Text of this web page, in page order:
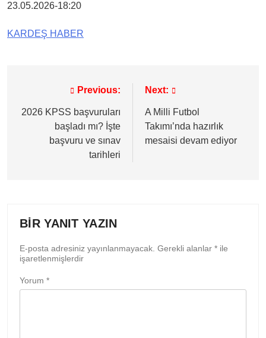
23.05.2026-18:20
KARDEŞ HABER
gezinmesi
Previous:
2026 KPSS başvuruları
başladı mı? İşte
başvuru ve sınav
tarihleri
Next:
A Milli Futbol
Takımı’nda hazırlık
mesaisi devam ediyor
BIR YANIT YAZIN
E-posta adresiniz yayınlanmayacak. Gerekli alanlar * ile
işaretlenmişlerdir
Yorum *